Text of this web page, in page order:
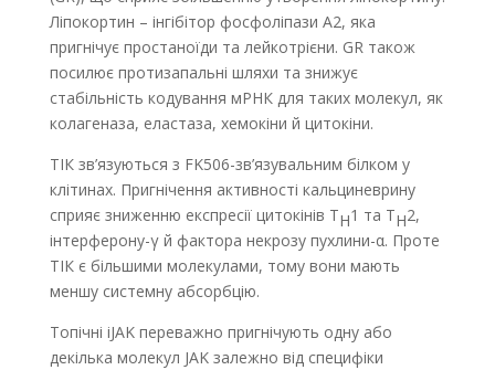
Ліпокортин – інгібітор фосфоліпази А2, яка
пригнічує простаноїди та лейкотрієни. GR також
посилює протизапальні шляхи та знижує
стабільність кодування мРНК для таких молекул, як
колагеназа, еластаза, хемокіни й цитокіни.
ТІК зв’язуються з FK506-зв’язувальним білком у
клітинах. Пригнічення активності кальциневрину
сприяє зниженню експресії цитокінів ТН1 та ТН2,
інтерферону-γ й фактора некрозу пухлини-α. Проте
ТІК є більшими молекулами, тому вони мають
меншу системну абсорбцію.
Топічні іJAK переважно пригнічують одну або
декілька молекул JAK залежно від специфіки